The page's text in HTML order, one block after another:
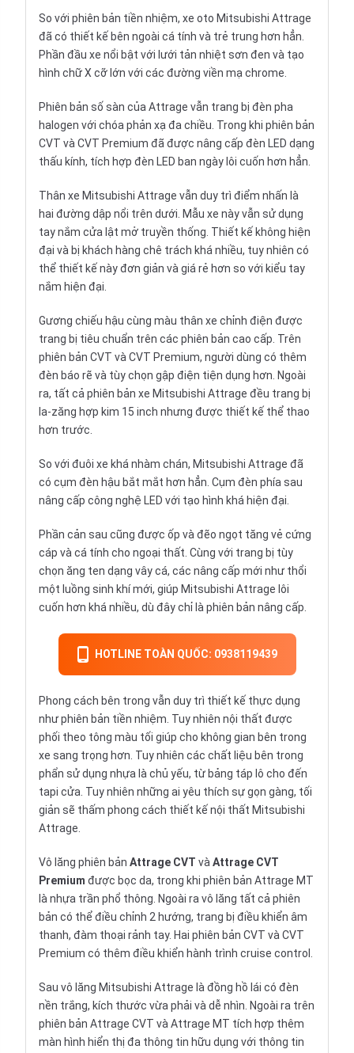
So với phiên bản tiền nhiệm, xe oto Mitsubishi Attrage
đã có thiết kế bên ngoài cá tính và trẻ trung hơn hẳn.
Phần đầu xe nổi bật với lưới tản nhiệt sơn đen và tạo
hình chữ X cỡ lớn với các đường viền mạ chrome.
Phiên bản số sàn của Attrage vẫn trang bị đèn pha
halogen với chóa phản xạ đa chiều. Trong khi phiên bản
CVT và CVT Premium đã được nâng cấp đèn LED dạng
thấu kính, tích hợp đèn LED ban ngày lôi cuốn hơn hẳn.
Thân xe Mitsubishi Attrage vẫn duy trì điểm nhấn là
hai đường dập nổi trên dưới. Mẫu xe này vẫn sử dụng
tay nắm cửa lật mở truyền thống. Thiết kế không hiện
đại và bị khách hàng chê trách khá nhiều, tuy nhiên có
thể thiết kế này đơn giản và giá rẻ hơn so với kiểu tay
nắm hiện đại.
Gương chiếu hậu cùng màu thân xe chỉnh điện được
trang bị tiêu chuẩn trên các phiên bản cao cấp. Trên
phiên bản CVT và CVT Premium, người dùng có thêm
đèn báo rẽ và tùy chọn gập điện tiện dụng hơn. Ngoài
ra, tất cả phiên bản xe Mitsubishi Attrage đều trang bị
la-zăng hợp kim 15 inch nhưng được thiết kế thể thao
hơn trước.
So với đuôi xe khá nhàm chán, Mitsubishi Attrage đã
có cụm đèn hậu bắt mắt hơn hẳn. Cụm đèn phía sau
nâng cấp công nghệ LED với tạo hình khá hiện đại.
Phần cản sau cũng được ốp và đẽo ngọt tăng vẻ cứng
cáp và cá tính cho ngoại thất. Cùng với trang bị tùy
chọn ăng ten dạng vây cá, các nâng cấp mới như thổi
một luồng sinh khí mới, giúp Mitsubishi Attrage lôi
cuốn hơn khá nhiều, dù đây chỉ là phiên bản nâng cấp.
HOTLINE TOÀN QUỐC: 0938119439
Phong cách bên trong vẫn duy trì thiết kế thực dụng
như phiên bản tiền nhiệm. Tuy nhiên nội thất được
phối theo tông màu tối giúp cho không gian bên trong
xe sang trọng hơn. Tuy nhiên các chất liệu bên trong
phẩn sử dụng nhựa là chủ yếu, từ bảng táp lô cho đến
tapi cửa. Tuy nhiên những ai yêu thích sự gọn gàng, tối
giản sẽ thấm phong cách thiết kế nội thất Mitsubishi
Attrage.
Vô lăng phiên bản Attrage CVT vàAttrage CVT
Premium được bọc da, trong khi phiên bản Attrage MT
là nhựa trần phổ thông. Ngoài ra vô lăng tất cả phiên
bản có thể điều chỉnh 2 hướng, trang bị điều khiển âm
thanh, đàm thoại rảnh tay. Hai phiên bản CVT và CVT
Premium có thêm điều khiển hành trình cruise control.
Sau vô lăng Mitsubishi Attrage là đồng hồ lái có đèn
nền trắng, kích thước vừa phải và dễ nhìn. Ngoài ra trên
phiên bản Attrage CVT và Attrage MT tích hợp thêm
màn hình hiển thị đa thông tin hữu dụng với thông tin